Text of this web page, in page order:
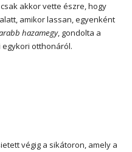
akkor vette észre, hogy
amikor lassan, egyenként
hazamegy, gondolta a
otthonáról.
végig a sikátoron, amely a